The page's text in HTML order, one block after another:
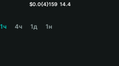
$0.0{4}159 14.4
1ч 4ч 1д 1н